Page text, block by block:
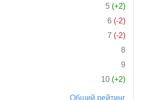
5 (+2)
6 (-2)
7 (-2)
8
9
10 (+2)
Общий рейтинг